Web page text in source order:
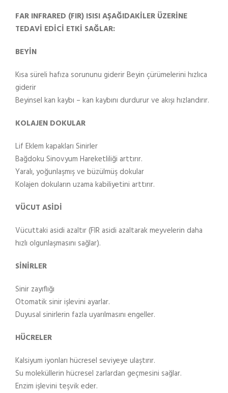
FAR INFRARED (FIR) ISISI AŞAĞIDAKİLER ÜZERİNE
TEDAVİ EDİCİ ETKİ SAĞLAR:
BEYİN
Kısa süreli hafıza sorununu giderir Beyin çürümelerini hızlıca
giderir
Beyinsel kan kaybı – kan kaybını durdurur ve akışı hızlandırır.
KOLAJEN DOKULAR
Lif Eklem kapakları Sinirler
Bağdoku Sinovyum Hareketliliği arttırır.
Yaralı, yoğunlaşmış ve büzülmüş dokular
Kolajen dokuların uzama kabiliyetini arttırır.
VÜCUT ASİDİ
Vücuttaki asidi azaltır (FIR asidi azaltarak meyvelerin daha
hızlı olgunlaşmasını sağlar).
SİNİRLER
Sinir zayıflığı
Otomatik sinir işlevini ayarlar.
Duyusal sinirlerin fazla uyarılmasını engeller.
HÜCRELER
Kalsiyum iyonları hücresel seviyeye ulaştırır.
Su moleküllerin hücresel zarlardan geçmesini sağlar.
Enzim işlevini teşvik eder.